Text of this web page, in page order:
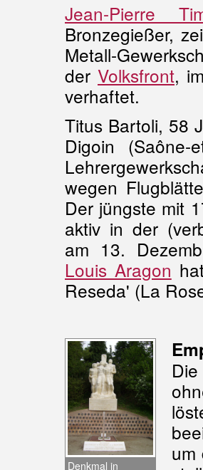
Jean-Pierre
Bronzegießer,
Metall-
der Volksfront,
verhaftet.
Titus Bartoli, 58
Digoin
wegen
Der jüngste mit
aktiv in der
am 13.
Louis Aragon
Reseda' (La
Denkmal in
um